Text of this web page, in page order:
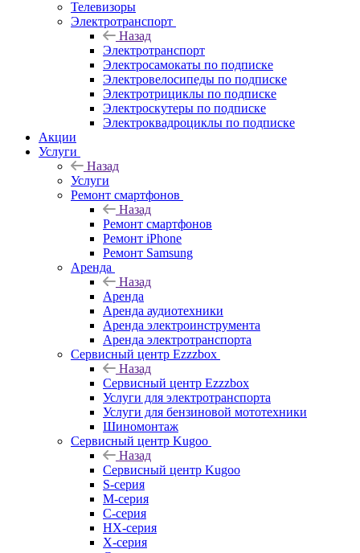
Телевизоры
Электротранспорт
Назад
Электротранспорт
Электросамокаты по подписке
Электровелосипеды по подписке
Электротрициклы по подписке
Электроскутеры по подписке
Электроквадроциклы по подписке
Акции
Услуги
Назад
Услуги
Ремонт смартфонов
Назад
Ремонт смартфонов
Ремонт iPhone
Ремонт Samsung
Аренда
Назад
Аренда
Аренда аудиотехники
Аренда электроинструмента
Аренда электротранспорта
Сервисный центр Ezzzbox
Назад
Сервисный центр Ezzzbox
Услуги для электротранспорта
Услуги для бензиновой мототехники
Шиномонтаж
Сервисный центр Kugoo
Назад
Сервисный центр Kugoo
S-cерия
M-серия
С-серия
HX-серия
X-серия